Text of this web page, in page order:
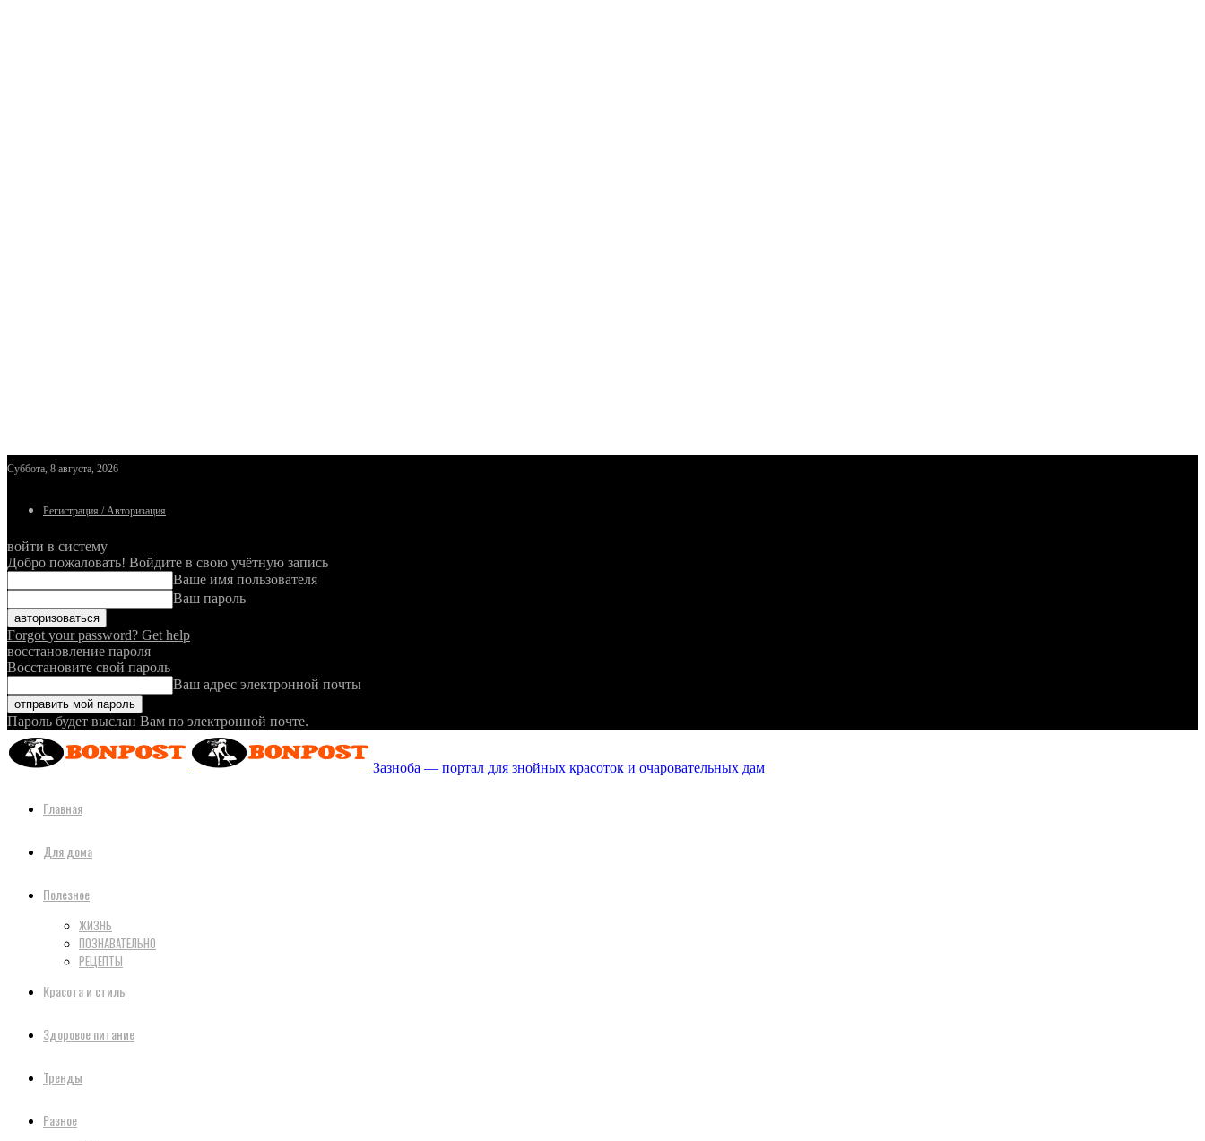
Суббота, 8 августа, 2026
Регистрация / Авторизация
войти в систему
Добро пожаловать! Войдите в свою учётную запись
Ваше имя пользователя
Ваш пароль
Forgot your password? Get help
восстановление пароля
Восстановите свой пароль
Ваш адрес электронной почты
Пароль будет выслан Вам по электронной почте.
Зазноба — портал для знойных красоток и очаровательных дам
Главная
Для дома
Полезное
ЖИЗНЬ
ПОЗНАВАТЕЛЬНО
РЕЦЕПТЫ
Красота и стиль
Здоровое питание
Тренды
Разное